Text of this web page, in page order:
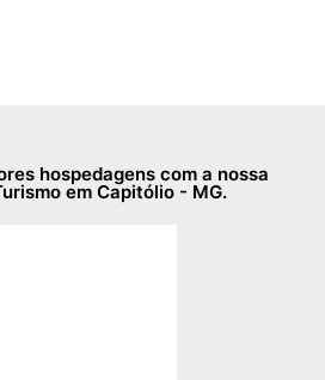
hospedagens com a nossa
em Capitólio - MG.